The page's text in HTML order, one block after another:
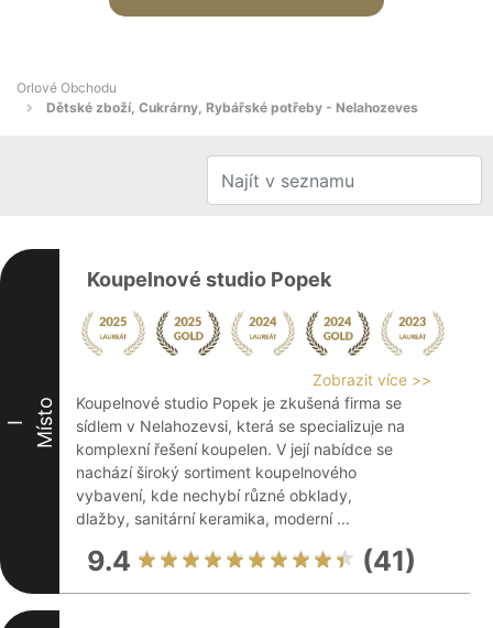
Orlové Obchodu
Dětské zboží, Cukrárny, Rybářské potřeby - Nelahozeves
I Místo
Koupelnové studio Popek
Zobrazit více >>
Koupelnové studio Popek je zkušená firma se
sídlem v Nelahozevsi, která se specializuje na
komplexní řešení koupelen. V její nabídce se
nachází široký sortiment koupelnového
vybavení, kde nechybí různé obklady,
dlažby, sanitární keramika, moderní ...
9.4 (41)